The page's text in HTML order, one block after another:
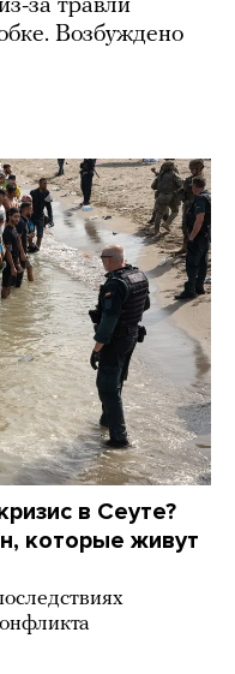
за травли
Возбуждено
в Сеуте?
которые живут